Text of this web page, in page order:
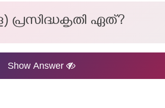
പ്രസിദ്ധകൃതി ഏത്?
Show Answer